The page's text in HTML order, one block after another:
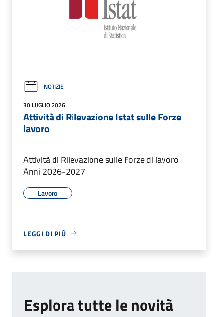
NOTIZIE
30 LUGLIO 2026
Attività di Rilevazione Istat sulle Forze
lavoro
Attività di Rilevazione sulle Forze di lavoro
Anni 2026-2027
Lavoro
LEGGI DI PIÙ
Esplora tutte le novità